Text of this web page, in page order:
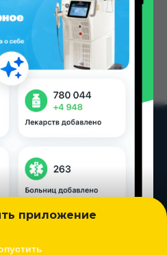
приложение